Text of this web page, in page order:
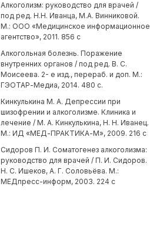
Алкоголизм: руководство для врачей /
под ред. Н.Н. Иванца, М.А. Винниковой.
М.: ООО «Медицинское информационное
агентство», 2011. 856 с
Алкогольная болезнь. Поражение
внутренних органов / под ред. В. С.
Моисеева. 2- е изд., перераб. и доп. М.:
ГЭОТАР-Медиа, 2014. 480 с.
Кинкулькина М. А. Депрессии при
шизофрении и алкоголизме. Клиника и
лечение / М. А. Кинкулькина, Н. Н. Иванец.
М.: ИД «МЕД-ПРАКТИКА-М», 2009. 216 с
Сидоров П. И. Соматогенез алкоголизма:
руководство для врачей / П. И. Сидоров.
Н. С. Ишеков, А. Г. Соловьёва. М.:
МЕДпресс-информ, 2003. 224 с